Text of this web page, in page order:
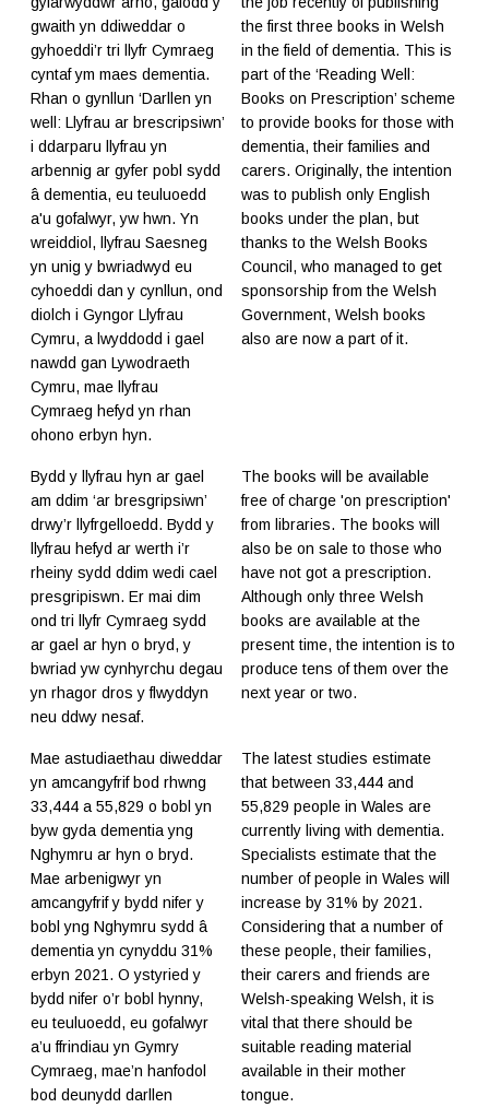
gwaith yn ddiweddar o
gyhoeddi’r tri llyfr Cymraeg
cyntaf ym maes dementia.
Rhan o gynllun ‘Darllen yn
well: Llyfrau ar brescripsiwn’
i ddarparu llyfrau yn
arbennig ar gyfer pobl sydd
â dementia, eu teuluoedd
a'u gofalwyr, yw hwn. Yn
wreiddiol, llyfrau Saesneg
yn unig y bwriadwyd eu
cyhoeddi dan y cynllun, ond
diolch i Gyngor Llyfrau
Cymru, a lwyddodd i gael
nawdd gan Lywodraeth
Cymru, mae llyfrau
Cymraeg hefyd yn rhan
ohono erbyn hyn.
the first three books in Welsh
in the field of dementia. This is
part of the ‘Reading Well:
Books on Prescription’ scheme
to provide books for those with
dementia, their families and
carers. Originally, the intention
was to publish only English
books under the plan, but
thanks to the Welsh Books
Council, who managed to get
sponsorship from the Welsh
Government, Welsh books
also are now a part of it.
Bydd y llyfrau hyn ar gael
am ddim ‘ar bresgripsiwn’
drwy’r llyfrgelloedd. Bydd y
llyfrau hefyd ar werth i’r
rheiny sydd ddim wedi cael
presgripiswn. Er mai dim
ond tri llyfr Cymraeg sydd
ar gael ar hyn o bryd, y
bwriad yw cynhyrchu degau
yn rhagor dros y flwyddyn
neu ddwy nesaf.
The books will be available
free of charge 'on prescription'
from libraries. The books will
also be on sale to those who
have not got a prescription.
Although only three Welsh
books are available at the
present time, the intention is to
produce tens of them over the
next year or two.
Mae astudiaethau diweddar
yn amcangyfrif bod rhwng
33,444 a 55,829 o bobl yn
byw gyda dementia yng
Nghymru ar hyn o bryd.
Mae arbenigwyr yn
amcangyfrif y bydd nifer y
bobl yng Nghymru sydd â
dementia yn cynyddu 31%
erbyn 2021. O ystyried y
bydd nifer o’r bobl hynny,
eu teuluoedd, eu gofalwyr
a’u ffrindiau yn Gymry
Cymraeg, mae’n hanfodol
bod deunydd darllen
The latest studies estimate
that between 33,444 and
55,829 people in Wales are
currently living with dementia.
Specialists estimate that the
number of people in Wales will
increase by 31% by 2021.
Considering that a number of
these people, their families,
their carers and friends are
Welsh-speaking Welsh, it is
vital that there should be
suitable reading material
available in their mother
tongue.